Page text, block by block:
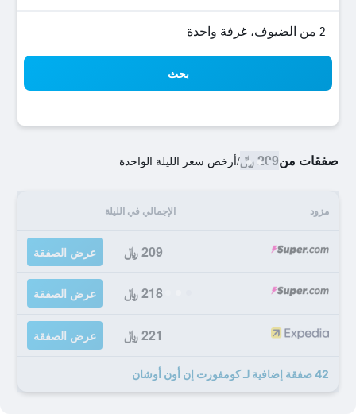
2 من الضيوف، غرفة واحدة
بحث
صفقات من209 ﷼ /أرخص سعر الليلة الواحدة
مزود الإجمالي في الليلة
209 ﷼ عرض الصفقة
218 ﷼ عرض الصفقة
221 ﷼ عرض الصفقة
42 صفقة إضافية لـ كومفورت إن أون أوشان